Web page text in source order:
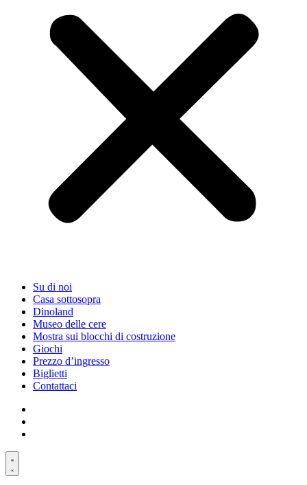
Su di noi
Casa sottosopra
Dinoland
Museo delle cere
Mostra sui blocchi di costruzione
Giochi
Prezzo d’ingresso
Biglietti
Contattaci